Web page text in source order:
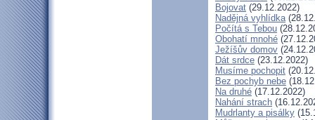
Bojovat (29.12.2022)
Nadějná vyhlídka
Počítá s Tebou
Obohatí mnohé
Ježíšův domov
Dát srdce (23.12.2022)
Musíme pochopit
Bez pochyb nebe
Na druhé (17.12.2022)
Nahání strach
Mudrlanty a pisálky